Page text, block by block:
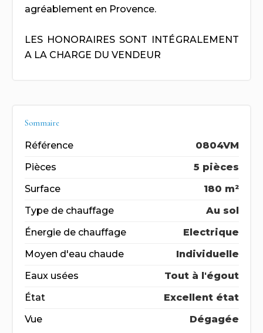
agréablement en Provence.
LES HONORAIRES SONT INTÉGRALEMENT
A LA CHARGE DU VENDEUR
Sommaire
Référence
0804VM
Pièces
5 pièces
Surface
180 m²
Type de chauffage
Au sol
Énergie de chauffage
Electrique
Moyen d'eau chaude
Individuelle
Eaux usées
Tout à l'égout
État
Excellent état
Vue
Dégagée